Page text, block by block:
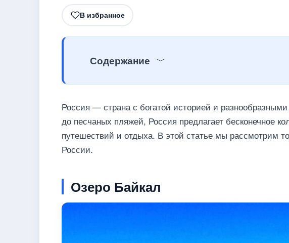
В избранное
Содержание
Россия — страна с богатой историей и
до песчаных пляжей, Россия предлагает бесконечное
путешествий и отдыха. В этой статье мы рассмотрим
России.
Озеро Байкал